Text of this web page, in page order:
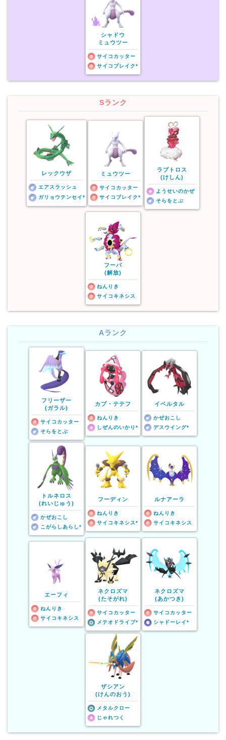
シャドウ
ミュウツー
サイコカッター
サイコブレイク*
Sランク
レックウザ
エアスラッシュ
ガリョウテンセイ*
ミュウツー
サイコカッター
サイコブレイク*
ラブトロス
(けしん)
ようせいのかぜ
そらをとぶ
フーパ
(解放)
ねんりき
サイコキネシス
Aランク
フリーザー
(ガラル)
サイコカッター
そらをとぶ
カプ・テテフ
ねんりき
しぜんのいかり*
イベルタル
かぜおこし
デスウイング*
トルネロス
(れいじゅう)
かぜおこし
こがらしあらし*
フーディン
ねんりき
サイコキネシス*
ルナアーラ
ねんりき
サイコキネシス
エーフィ
ねんりき
サイコキネシス
ネクロズマ
(たそがれ)
サイコカッター
メテオドライブ*
ネクロズマ
(あかつき)
サイコカッター
シャドーレイ*
ザシアン
(けんのおう)
メタルクロー
じゃれつく